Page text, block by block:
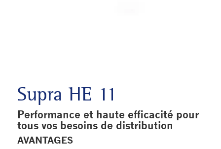
Supra HE 11
Performance et haute efficacité pour
tous vos besoins de distribution
AVANTAGES